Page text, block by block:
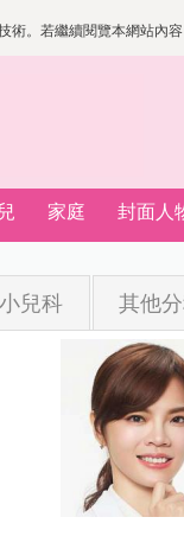
術。若繼續閱覽本網站內
家庭 封面人
小兒科 其他